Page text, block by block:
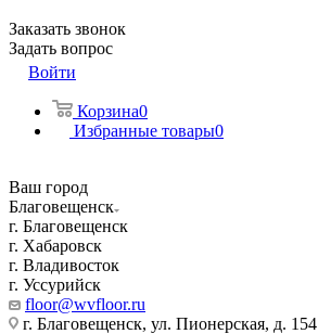
Заказать звонок
Задать вопрос
Войти
Корзина0
Избранные товары0
Ваш город
Благовещенск
г. Благовещенск
г. Хабаровск
г. Владивосток
г. Уссурийск
floor@wvfloor.ru
г. Благовещенск, ул. Пионерская, д. 154